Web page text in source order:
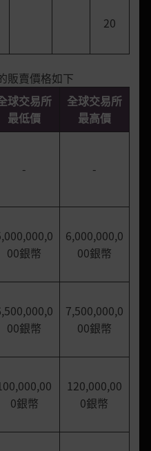
20
販賣價格如下
球交易所
最低價
全球交易所
最高價
- -
00銀幣
6,000,000,0
00銀幣
00銀幣
7,500,000,0
00銀幣
0銀幣
120,000,00
0銀幣